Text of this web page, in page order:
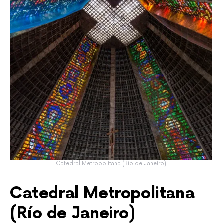
Catedral Metropolitana (Río de Janeiro)
Catedral Metropolitana
(Río de Janeiro)